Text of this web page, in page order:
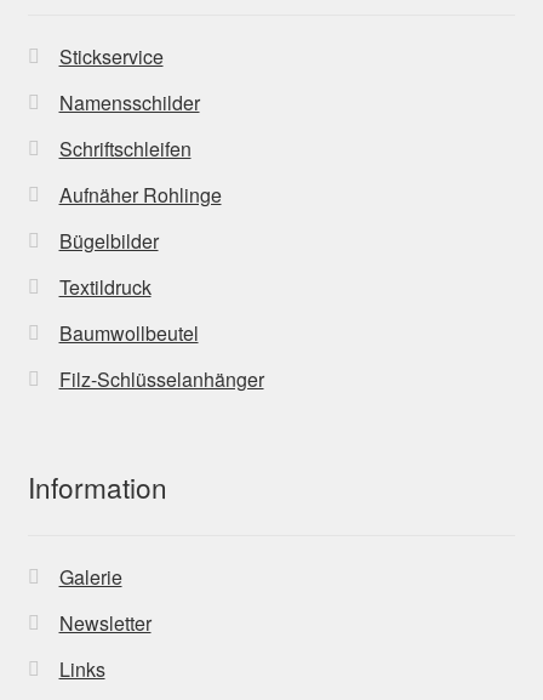
Stickservice
Namensschilder
Schriftschleifen
Aufnäher Rohlinge
Bügelbilder
Textildruck
Baumwollbeutel
Filz-Schlüsselanhänger
Information
Galerie
Newsletter
Links